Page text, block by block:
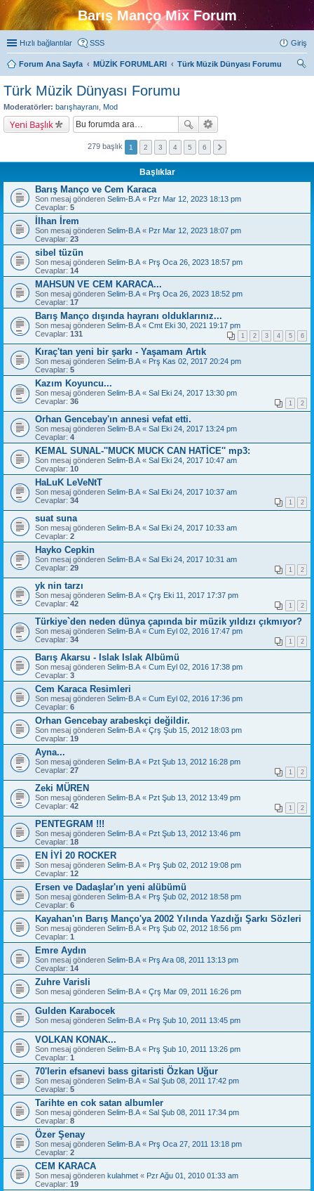
Barış Manço Mix Forum
Hızlı bağlantılar SSS Giriş
Forum Ana Sayfa MÜZİK FORUMLARI
Türk Müzik Dünyası Forumu
Türk Müzik Dünyası Forumu
Moderatörler: barışhayranı Mod
Yeni Başlık
279 başlık 1 2 3 4 5 6
Başlıklar
Barış Manço ve Cem Karaca
Son mesaj gönderen Selim-B.A « Pzr Mar 12, 2023 18:13 pm
Cevaplar: 5
İlhan İrem
Son mesaj gönderen Selim-B.A « Pzr Mar 12, 2023 18:07 pm
Cevaplar: 23
sibel tüzün
Son mesaj gönderen Selim-B.A « Prş Oca 26, 2023 18:57 pm
Cevaplar: 14
MAHSUN VE CEM KARACA...
Son mesaj gönderen Selim-B.A « Prş Oca 26, 2023 18:52 pm
Cevaplar: 17
Barış Manço dışında hayranı olduklarınız...
Son mesaj gönderen Selim-B.A « Cmt Eki 30, 2021 19:17 pm
Cevaplar: 131 1 2 3 4 5 6
Kıraç'tan yeni bir şarkı - Yaşamam Artık
Son mesaj gönderen Selim-B.A « Prş Kas 02, 2017 20:24 pm
Cevaplar: 5
Kazım Koyuncu...
Son mesaj gönderen Selim-B.A « Sal Eki 24, 2017 13:30 pm
Cevaplar: 36 1 2
Orhan Gencebay'ın annesi vefat etti.
Son mesaj gönderen Selim-B.A « Sal Eki 24, 2017 13:24 pm
Cevaplar: 4
KEMAL SUNAL-''MUCK MUCK CAN HATİCE'' mp3:
Son mesaj gönderen Selim-B.A « Sal Eki 24, 2017 10:47 am
Cevaplar: 10
HaLuK LeVeNtT
Son mesaj gönderen Selim-B.A « Sal Eki 24, 2017 10:37 am
Cevaplar: 34 1 2
suat suna
Son mesaj gönderen Selim-B.A « Sal Eki 24, 2017 10:33 am
Cevaplar: 2
Hayko Cepkin
Son mesaj gönderen Selim-B.A « Sal Eki 24, 2017 10:31 am
Cevaplar: 29 1 2
yk nin tarzı
Son mesaj gönderen Selim-B.A « Çrş Eki 11, 2017 17:37 pm
Cevaplar: 42 1 2
Türkiye`den neden dünya çapında bir müzik yıldızı çıkmıyor?
Son mesaj gönderen Selim-B.A « Cum Eyl 02, 2016 17:47 pm
Cevaplar: 34 1 2
Barış Akarsu - Islak Islak Albümü
Son mesaj gönderen Selim-B.A « Cum Eyl 02, 2016 17:38 pm
Cevaplar: 3
Cem Karaca Resimleri
Son mesaj gönderen Selim-B.A « Cum Eyl 02, 2016 17:36 pm
Cevaplar: 6
Orhan Gencebay arabeskçi değildir.
Son mesaj gönderen Selim-B.A « Çrş Şub 15, 2012 18:03 pm
Cevaplar: 19
Ayna...
Son mesaj gönderen Selim-B.A « Pzt Şub 13, 2012 16:28 pm
Cevaplar: 27 1 2
Zeki MÜREN
Son mesaj gönderen Selim-B.A « Pzt Şub 13, 2012 13:49 pm
Cevaplar: 42 1 2
PENTEGRAM !!!
Son mesaj gönderen Selim-B.A « Pzt Şub 13, 2012 13:46 pm
Cevaplar: 18
EN İYİ 20 ROCKER
Son mesaj gönderen Selim-B.A « Prş Şub 02, 2012 19:08 pm
Cevaplar: 12
Ersen ve Dadaşlar'ın yeni alübümü
Son mesaj gönderen Selim-B.A « Prş Şub 02, 2012 18:58 pm
Cevaplar: 6
Kayahan'ın Barış Manço'ya 2002 Yılında Yazdığı Şarkı Sözleri
Son mesaj gönderen Selim-B.A « Prş Şub 02, 2012 18:56 pm
Cevaplar: 1
Emre Aydın
Son mesaj gönderen Selim-B.A « Prş Ara 08, 2011 13:13 pm
Cevaplar: 14
Zuhre Varisli
Son mesaj gönderen Selim-B.A « Çrş Mar 09, 2011 16:26 pm
Gulden Karabocek
Son mesaj gönderen Selim-B.A « Prş Şub 10, 2011 13:45 pm
VOLKAN KONAK...
Son mesaj gönderen Selim-B.A « Prş Şub 10, 2011 13:26 pm
Cevaplar: 1
70'lerin efsanevi bass gitaristi Özkan Uğur
Son mesaj gönderen Selim-B.A « Sal Şub 08, 2011 17:42 pm
Cevaplar: 5
Tarihte en cok satan albumler
Son mesaj gönderen Selim-B.A « Sal Şub 08, 2011 17:34 pm
Cevaplar: 8
Özer Şenay
Son mesaj gönderen Selim-B.A « Prş Oca 27, 2011 13:18 pm
Cevaplar: 2
CEM KARACA
Son mesaj gönderen kulahmet « Pzr Ağu 01, 2010 01:33 am
Cevaplar: 19